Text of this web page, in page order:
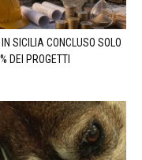
SICILIA CONCLUSO SOLO
DEI PROGETTI